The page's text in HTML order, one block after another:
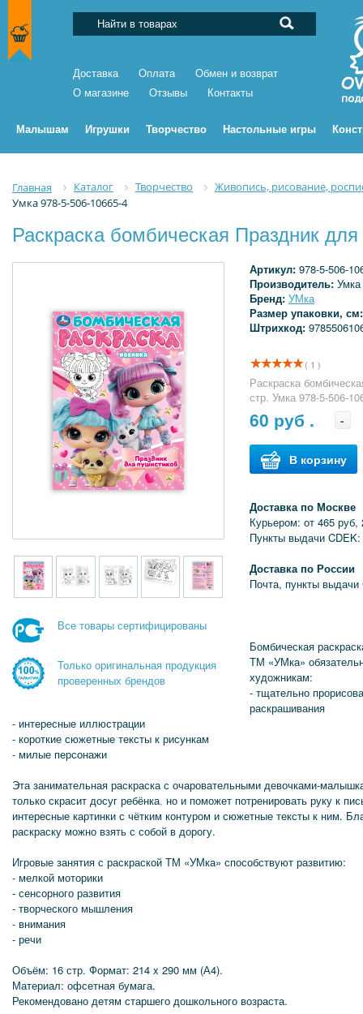
Доставка Оплата
Обмен и возврат
О магазине
Отзывы Контакты
Малышам Игрушки Творчество Настольные игры
Главная Каталог Творчество
Живопись, рисование,
Умка 978-5-506-10665-4
Раскраска бомбическая Праздник
Все товары сертифицированы
Только оригинальная продукция
проверенных брендов
Артикул: 978-5-506-
Производитель: Умка
Бренд: УМка
Размер упаковки,
Штрихкод:
( 1 )
Раскраска
стр. Умка 978-5-506-
60 руб . -
В корзину
Доставка по Москве
Курьером: от 465 руб,
Пункты выдачи
Доставка по России
Почта, пункты выдачи
Бомбическая
ТМ «УМка»
художникам:
- тщательно
раскрашивания
- интересные иллюстрации
- короткие сюжетные тексты к рисункам
- милые персонажи
Эта занимательная раскраска с очаровательными девочками-
только скрасит досуг ребёнка, но и поможет потренировать руку к
интересные картинки с чётким контуром и сюжетные тексты к ним.
раскраску можно взять с собой в дорогу.
Игровые занятия с раскраской ТМ «УМка» способствуют развитию:
- мелкой моторики
- сенсорного развития
- творческого мышления
- внимания
- речи
Объём: 16 стр. Формат: 214 x 290 мм (А4).
Материал: офсетная бумага.
Рекомендовано детям старшего дошкольного возраста.